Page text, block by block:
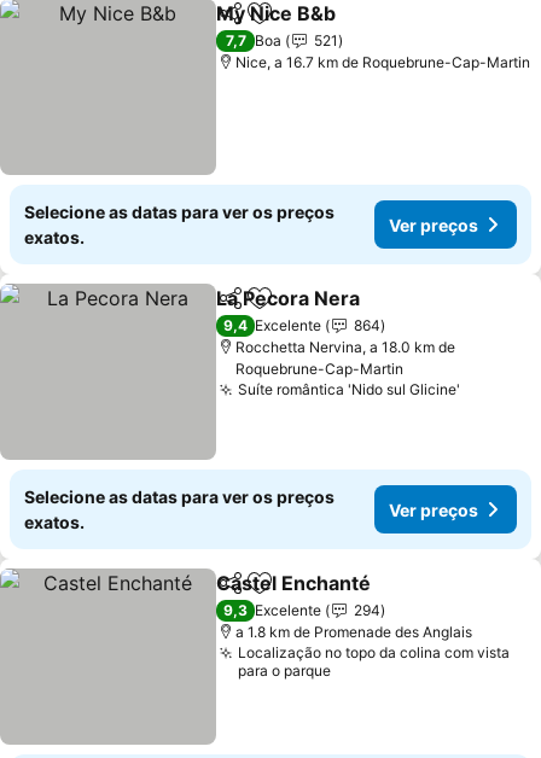
PartilharAdicionar aos favoritos
My Nice B&b
7,7 Boa
521
Nice, a 16.7 km de Roquebrune-Cap-Martin
Selecione as datas para ver os preços
exatos.
Ver preços
PartilharAdicionar aos favoritos
La Pecora Nera
9,4 Excelente
864
Rocchetta Nervina, a 18.0 km de
Roquebrune-Cap-Martin
Suíte romântica 'Nido sul Glicine'
Selecione as datas para ver os preços
exatos.
Ver preços
PartilharAdicionar aos favoritos
Castel Enchanté
9,3 Excelente
294
a 1.8 km de Promenade des Anglais
Localização no topo da colina com vista
para o parque